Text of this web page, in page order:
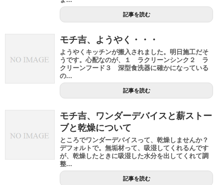
記事を読む
モチ吉、ようやく・・・
ようやくキッチンが搬入されました。明日施工だそ
うです。心配なのが、１ ラクリーンシンク２ ラ
クリーンフード３ 深型食洗器に確かになっている
の...
記事を読む
モチ吉、ワンダーデバイスと薪ストー
ブと乾燥について
ところでワンダーデバイスって、乾燥しませんか？
デフォルトで。無垢材って、吸湿してくれるんです
が、乾燥したときに吸湿した水分を出してくれて調
整...
記事を読む